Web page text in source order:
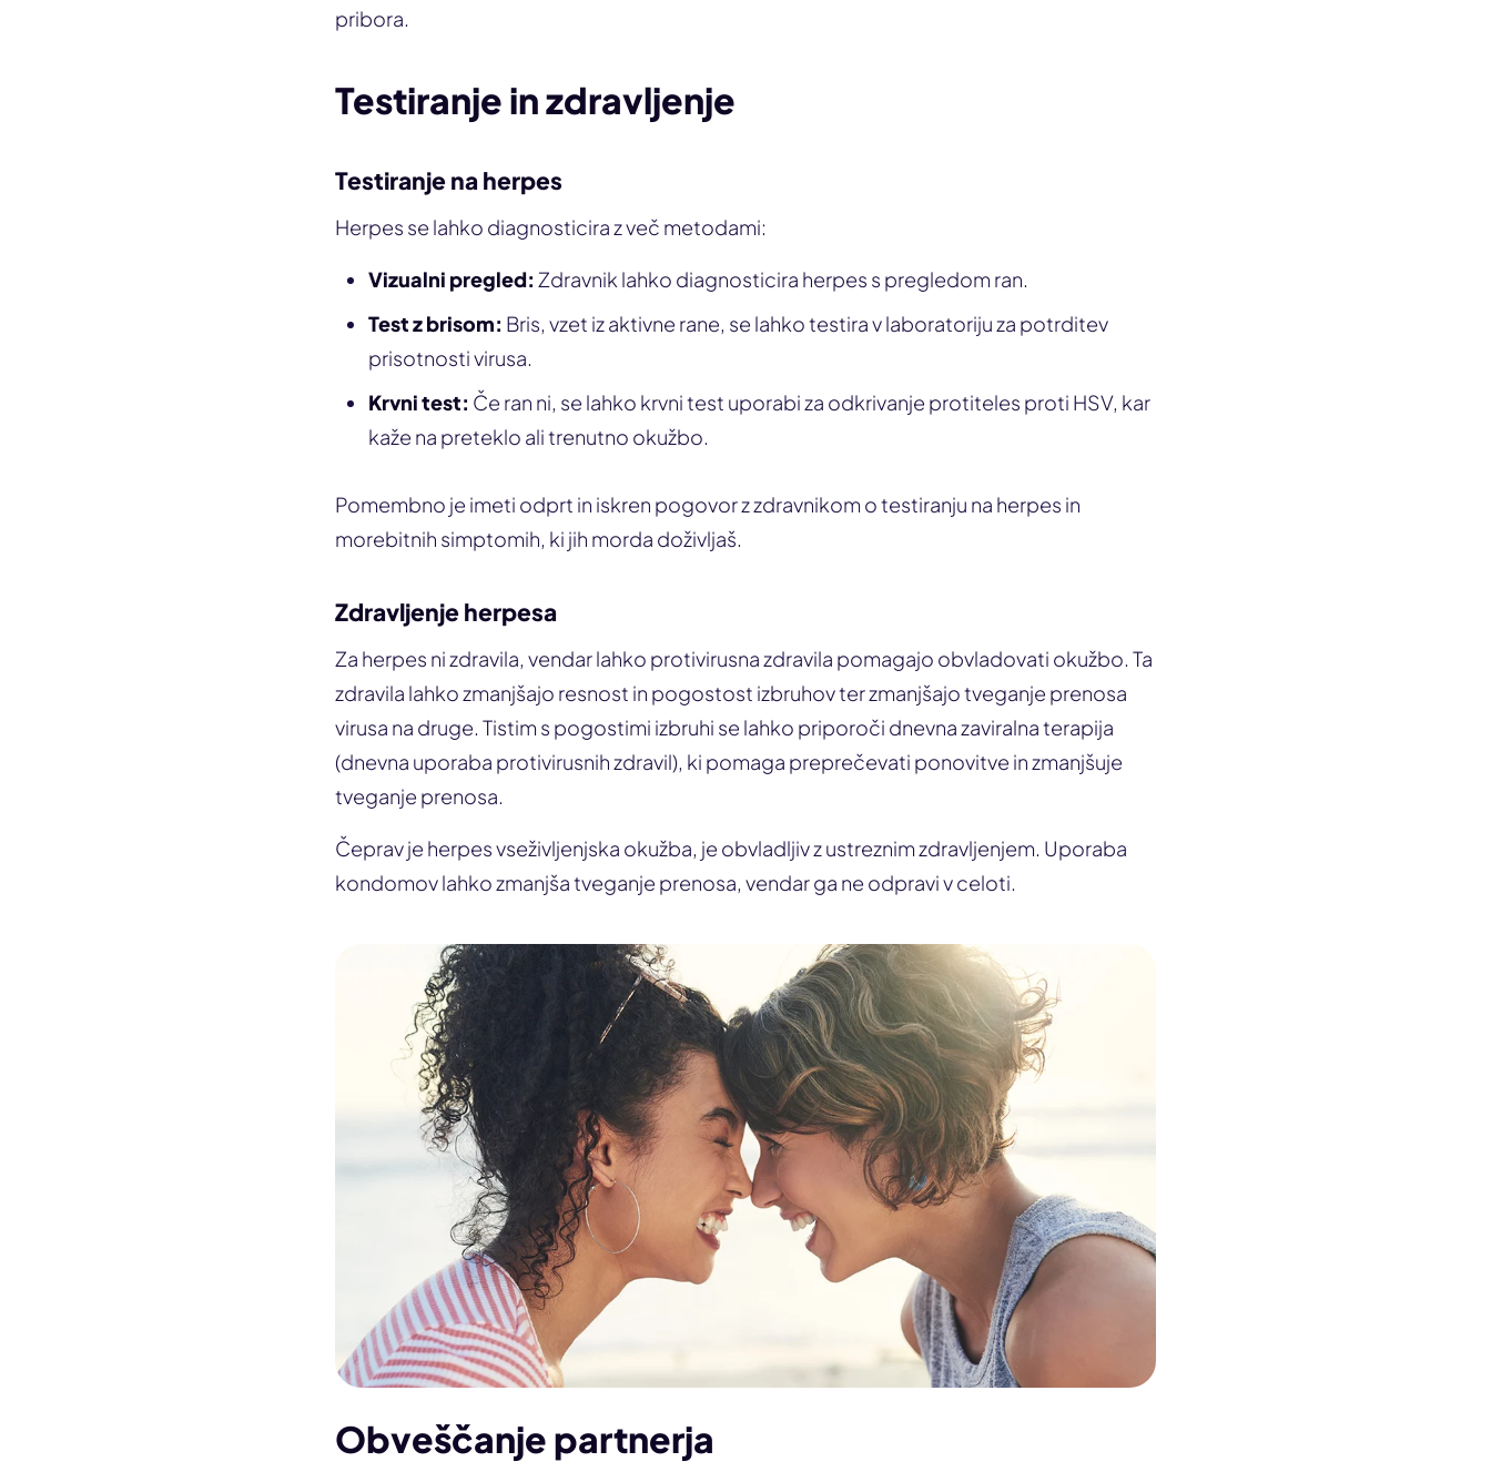
pribora.
Testiranje in zdravljenje
Testiranje na herpes
Herpes se lahko diagnosticira z več metodami:
Vizualni pregled: Zdravnik lahko diagnosticira herpes s pregledom ran.
Test z brisom: Bris, vzet iz aktivne rane, se lahko testira v laboratoriju za potrditev
prisotnosti virusa.
Krvni test: Če ran ni, se lahko krvni test uporabi za odkrivanje protiteles proti HSV, kar
kaže na preteklo ali trenutno okužbo.
Pomembno je imeti odprt in iskren pogovor z zdravnikom o testiranju na herpes in
morebitnih simptomih, ki jih morda doživljaš.
Zdravljenje herpesa
Za herpes ni zdravila, vendar lahko protivirusna zdravila pomagajo obvladovati okužbo. Ta
zdravila lahko zmanjšajo resnost in pogostost izbruhov ter zmanjšajo tveganje prenosa
virusa na druge. Tistim s pogostimi izbruhi se lahko priporoči dnevna zaviralna terapija
(dnevna uporaba protivirusnih zdravil), ki pomaga preprečevati ponovitve in zmanjšuje
tveganje prenosa.
Čeprav je herpes vseživljenjska okužba, je obvladljiv z ustreznim zdravljenjem. Uporaba
kondomov lahko zmanjša tveganje prenosa, vendar ga ne odpravi v celoti.
Obveščanje partnerja